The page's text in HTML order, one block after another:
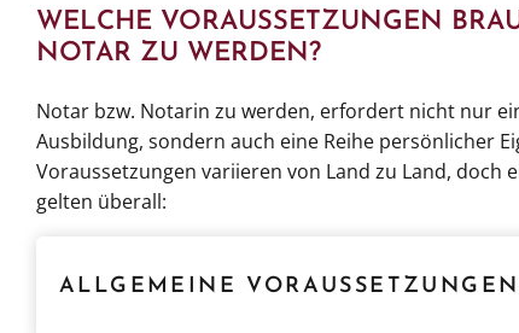
WELCHE VORAUSSETZUNGEN
NOTAR ZU WERDEN?
Notar bzw. Notarin zu werden, erfordert nicht nur
Ausbildung, sondern auch eine Reihe persönlicher
Voraussetzungen variieren von Land zu Land, doch
gelten überall:
ALLGEMEINE VORAUSSETZUNGEN